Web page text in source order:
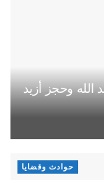
الله وحجز أزيد
حوادث وقضايا